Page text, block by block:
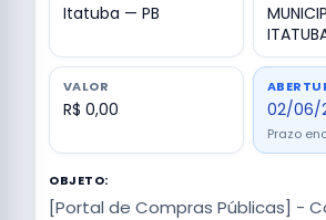
Itatuba — PB
VALOR
R$ 0,00 02/06/
Prazo
OBJETO:
[Portal de Compras Públicas] -